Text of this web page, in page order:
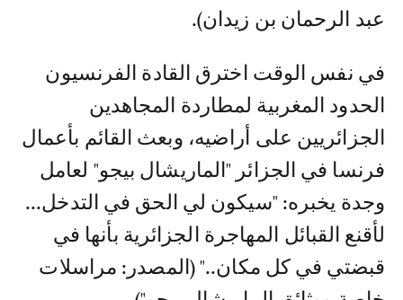
عبد الرحمان بن زيدان).
في نفس الوقت اخترق القادة الفرنسيون
الحدود المغربية لمطاردة المجاهدين
الجزائريين على أراضيه، وبعث القائم بأعمال
فرنسا في الجزائر "الماريشال بيجو" لعامل
وجدة يخبره: "سيكون لي الحق في التدخل...
لأقنع القبائل المهاجرة الجزائرية بأنها في
قبضتي في كل مكان.." (المصدر: مراسلات